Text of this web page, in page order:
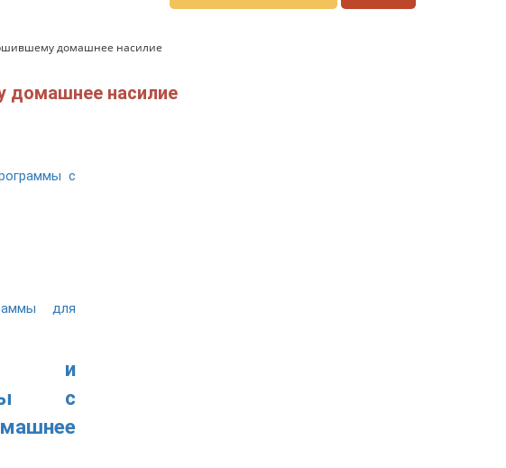
домашнее насилие
домашнее насилие
с
для
и
с